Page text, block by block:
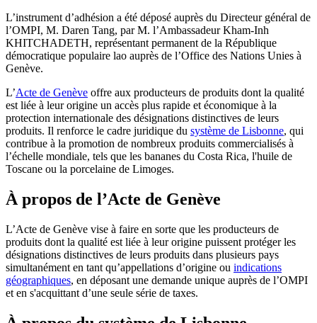
L’instrument d’adhésion a été déposé auprès du Directeur général de
l’OMPI, M. Daren Tang, par M. l’Ambassadeur Kham-Inh
KHITCHADETH, représentant permanent de la République
démocratique populaire lao auprès de l’Office des Nations Unies à
Genève.
L’Acte de Genève offre aux producteurs de produits dont la qualité
est liée à leur origine un accès plus rapide et économique à la
protection internationale des désignations distinctives de leurs
produits. Il renforce le cadre juridique du système de Lisbonne, qui
contribue à la promotion de nombreux produits commercialisés à
l’échelle mondiale, tels que les bananes du Costa Rica, l'huile de
Toscane ou la porcelaine de Limoges.
À propos de l’Acte de Genève
L’Acte de Genève vise à faire en sorte que les producteurs de
produits dont la qualité est liée à leur origine puissent protéger les
désignations distinctives de leurs produits dans plusieurs pays
simultanément en tant qu’appellations d’origine ou indications
géographiques, en déposant une demande unique auprès de l’OMPI
et en s'acquittant d’une seule série de taxes.